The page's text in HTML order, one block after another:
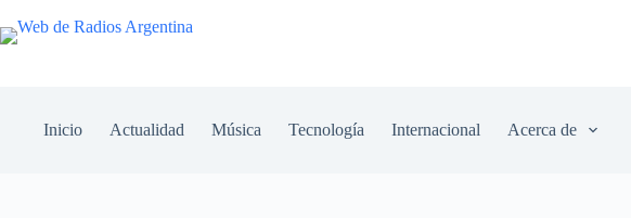
Inicio Actualidad Música Tecnología Internacional Acerca de